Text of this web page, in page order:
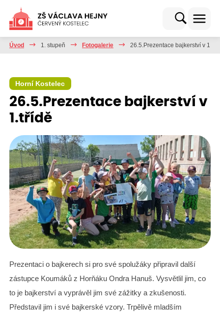
Úvod 1. stupeň Fotogalerie 26.5.Prezentace bajkerství v
Horní Kostelec
26.5.Prezentace bajkerství v
1.třídě
Prezentaci o bajkerech si pro své spolužáky připravil další
zástupce Koumáků z Horňáku Ondra Hanuš. Vysvětlil jim, co
to je bajkerství a vyprávěl jim své zážitky a zkušenosti.
Představil jim i své bajkerské vzory. Trpělivě mladším